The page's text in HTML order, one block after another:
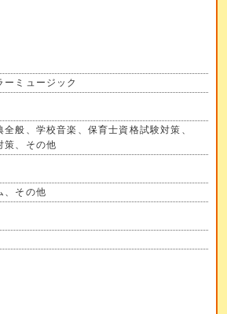
ーミュージック
般、学校音楽、保育士資格試験対策、
策、その他
、その他